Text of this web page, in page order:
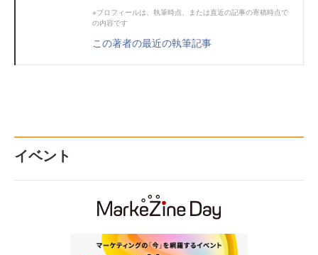
※プロフィールは、執筆時点、または直近の記事の寄稿時点で
の内容です
この著者の最近の執筆記事
イベント